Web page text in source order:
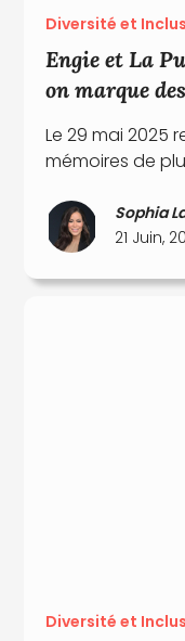
Diversité et
Engie et La
on marque
Le 29 mai 2025
mémoires de
Sophia
21 Juin,
Diversité et